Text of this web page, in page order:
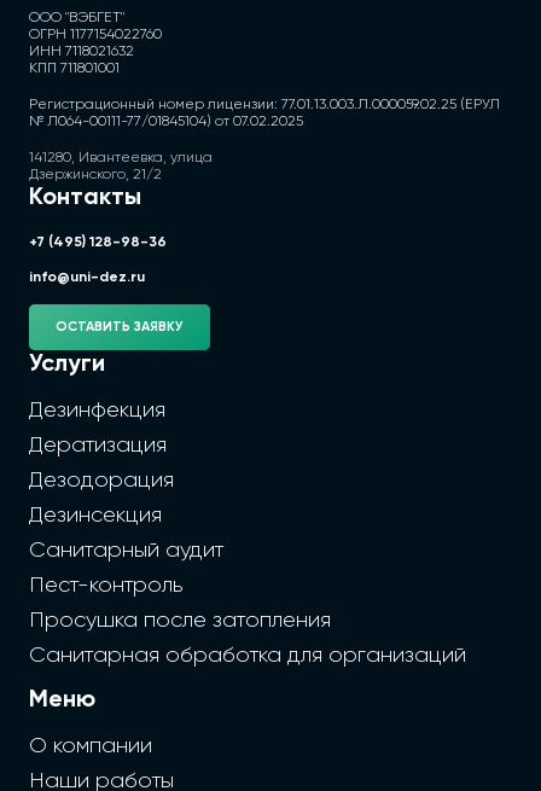
ООО "ВЭБГЕТ"
ОГРН 1177154022760
ИНН 7118021632
КПП 711801001
Регистрационный номер лицензии: 77.01.13.003.Л.000059.02.25 (ЕРУЛ
№ Л064-00111-77/01845104) от 07.02.2025
141280, Ивантеевка, улица
Дзержинского, 21/2
Контакты
+7 (495) 128-98-36
info@uni-dez.ru
ОСТАВИТЬ ЗАЯВКУ
Услуги
Дезинфекция
Дератизация
Дезодорация
Дезинсекция
Санитарный аудит
Пест-контроль
Просушка после затопления
Санитарная обработка для организаций
Меню
О компании
Наши работы